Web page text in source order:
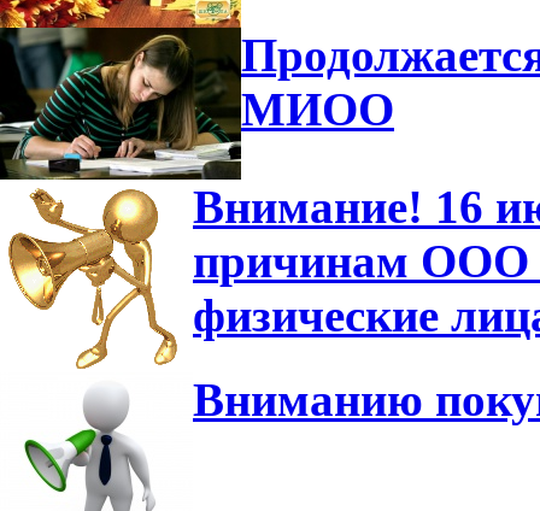
МИОО
Внимание! 16
причинам ООО
физические
Вниманию